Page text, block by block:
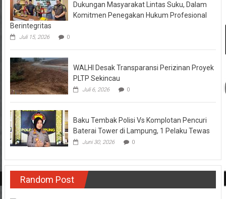
Dukungan Masyarakat Lintas Suku, Dalam
Komitmen Penegakan Hukum Profesional
Berintegritas
Juli 15, 2026 0
WALHI Desak Transparansi Perizinan Proyek
PLTP Sekincau
Juli 6, 2026 0
Baku Tembak Polisi Vs Komplotan Pencuri
Baterai Tower di Lampung, 1 Pelaku Tewas
Juni 30, 2026 0
Random Post